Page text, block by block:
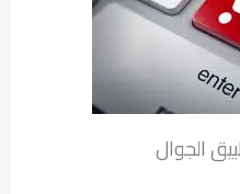
الجوال